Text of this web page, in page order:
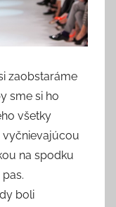
zaobstaráme
sme si ho
všetky
vyčnievajúcou
na spodku
boli